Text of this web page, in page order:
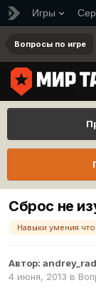
Игры
Вопросы по игре
Сброс не
Навыки умения что
Автор: andrey_rad
4 июня, 2013 в